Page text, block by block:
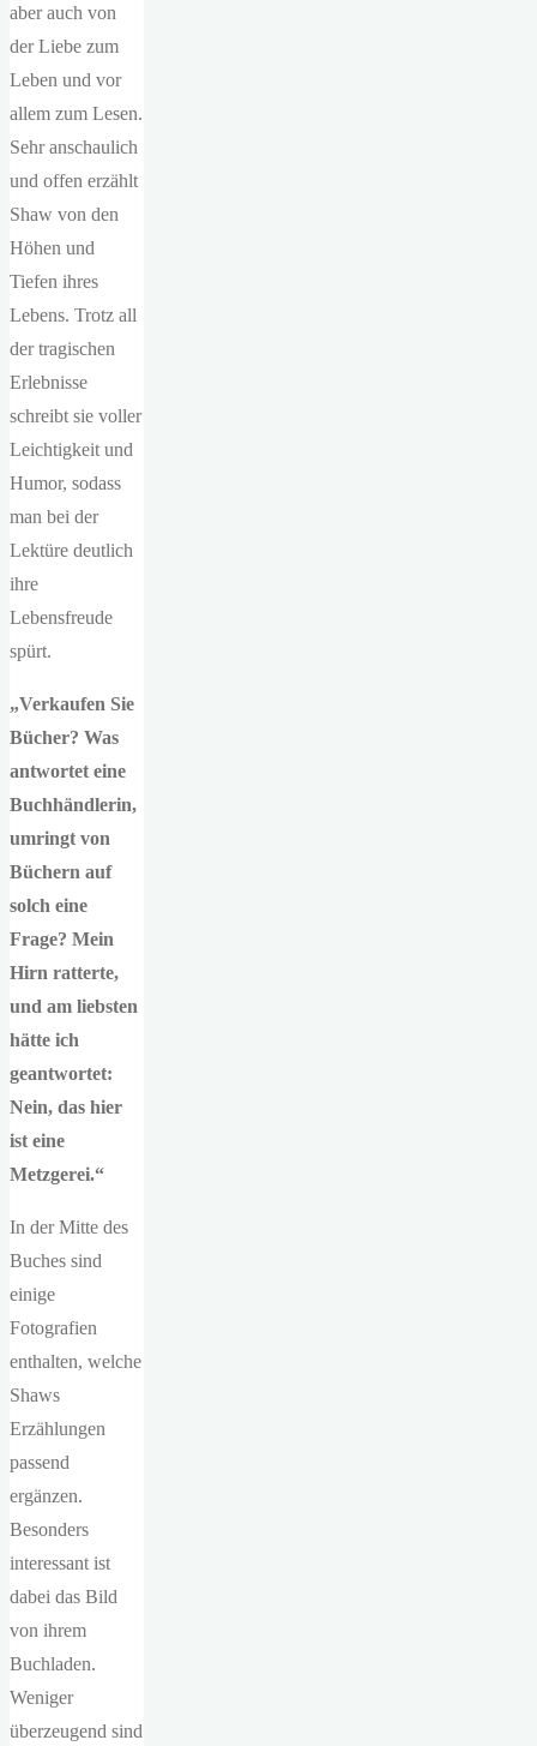
aber auch von
der Liebe zum
Leben und vor
allem zum Lesen.
Sehr anschaulich
und offen erzählt
Shaw von den
Höhen und
Tiefen ihres
Lebens. Trotz all
der tragischen
Erlebnisse
schreibt sie voller
Leichtigkeit und
Humor, sodass
man bei der
Lektüre deutlich
ihre
Lebensfreude
spürt.
„Verkaufen Sie
Bücher? Was
antwortet eine
Buchhändlerin,
umringt von
Büchern auf
solch eine
Frage? Mein
Hirn ratterte,
und am liebsten
hätte ich
geantwortet:
Nein, das hier
ist eine
Metzgerei.“
In der Mitte des
Buches sind
einige
Fotografien
enthalten, welche
Shaws
Erzählungen
passend
ergänzen.
Besonders
interessant ist
dabei das Bild
von ihrem
Buchladen.
Weniger
überzeugend sind